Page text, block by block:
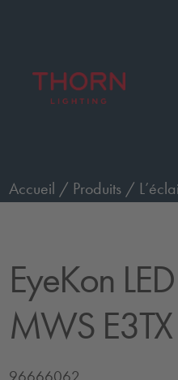
Accueil / Produits /
EyeKon LED
MWS